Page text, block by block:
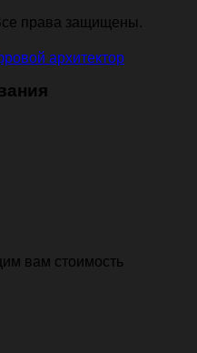
права защищены.
архитектор
вам стоимость